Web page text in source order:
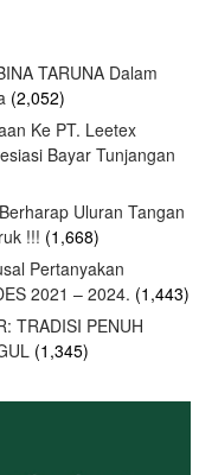
TARUNA Dalam
(2,052)
Ke PT. Leetex
Bayar Tunjangan
Uluran Tangan
!!! (1,668)
Pertanyakan
2021 – 2024. (1,443)
TRADISI PENUH
(1,345)